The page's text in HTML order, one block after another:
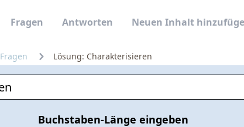
Fragen Antworten Neuen Inhalt
Fragen Lösung: Charakterisieren
Buchstaben-Länge eingeben